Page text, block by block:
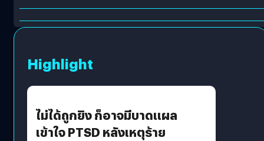
Highlight
ไม่ได้ถูกยิง ก็อาจมีบาดแผล
เข้าใจ PTSD หลังเหตุร้าย